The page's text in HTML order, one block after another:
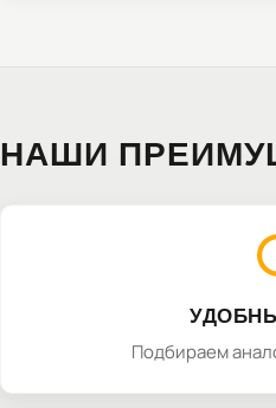
НАШИ
Подбираем